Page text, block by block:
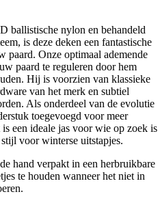
ballistische nylon en behandeld
is deze deken een fantastische
paard. Onze optimaal ademende
paard te reguleren door hem
Hij is voorzien van klassieke
van het merk en subtiel
Als onderdeel van de evolutie
toegevoegd voor meer
een ideale jas voor wie op zoek is
voor winterse uitstapjes.
hand verpakt in een herbruikbare
te houden wanneer het niet in